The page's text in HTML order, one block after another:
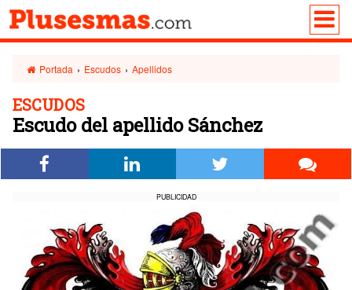
Portada › Escudos › Apellidos
ESCUDOS
Escudo del apellido Sánchez
PUBLICIDAD